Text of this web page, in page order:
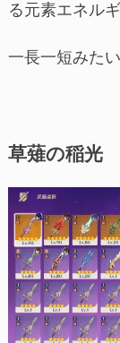
る元素エネル
一長一短みたい
草薙の稲光